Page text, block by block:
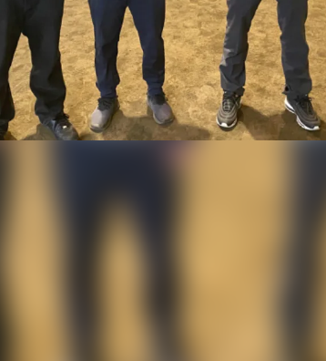
CAMPFIRE for
CAMPFIREふ